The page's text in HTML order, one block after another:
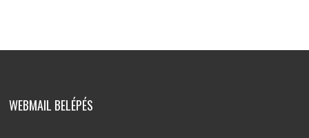
WEBMAIL BELÉPÉS